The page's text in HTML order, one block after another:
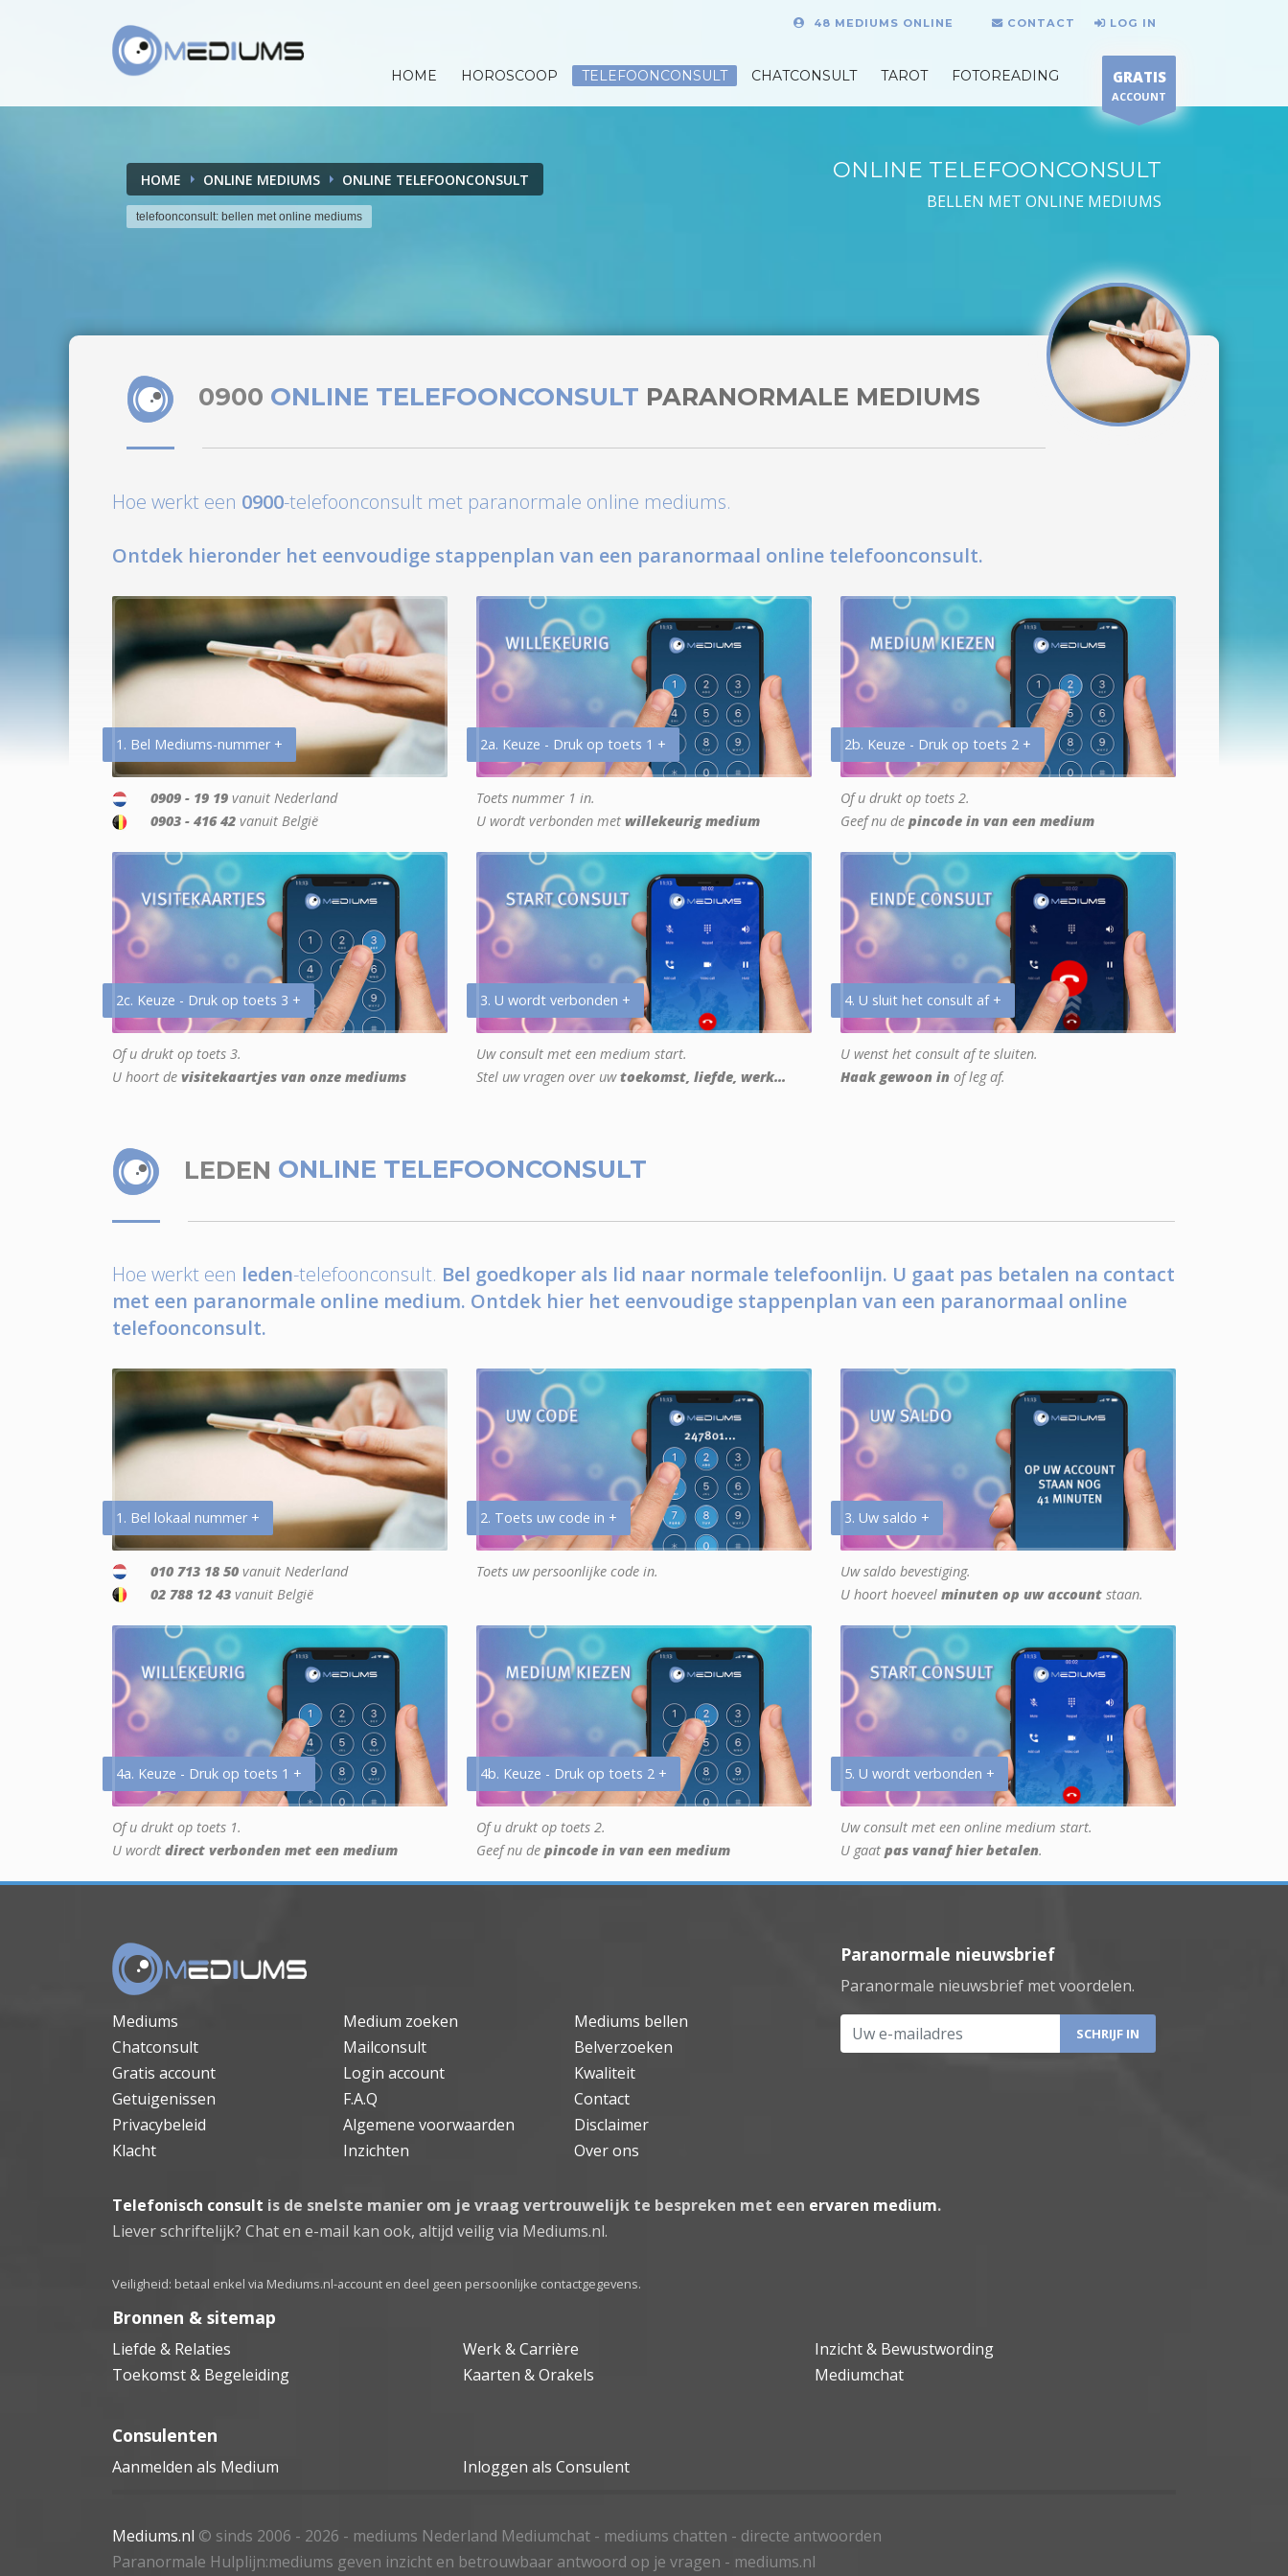
48 MEDIUMS ONLINE CONTACT LOG IN
HOME HOROSCOOP TELEFOONCONSULT CHATCONSULT TAROT FOTOREADING GRATIS
ACCOUNT
HOME ONLINE MEDIUMS ONLINE TELEFOONCONSULT
telefoonconsult: bellen met online mediums
ONLINE TELEFOONCONSULT
BELLEN MET ONLINE MEDIUMS
0900 ONLINE TELEFOONCONSULT PARANORMALE MEDIUMS
Hoe werkt een 0900-telefoonconsult met paranormale online mediums.
Ontdek hieronder het eenvoudige stappenplan van een paranormaal online telefoonconsult.
1. Bel Mediums-nummer +
0909 - 19 19 vanuit Nederland
0903 - 416 42 vanuit België
2a. Keuze - Druk op toets 1 +
Toets nummer 1 in.
U wordt verbonden met willekeurig medium
2b. Keuze - Druk op toets 2 +
Of u drukt op toets 2.
Geef nu de pincode in van een medium
2c. Keuze - Druk op toets 3 +
Of u drukt op toets 3.
U hoort de visitekaartjes van onze mediums
3. U wordt verbonden +
Uw consult met een medium start.
Stel uw vragen over uwtoekomst, liefde, werk...
4. U sluit het consult af +
U wenst het consult af te sluiten.
Haak gewoon in of leg af.
LEDEN ONLINE TELEFOONCONSULT
Hoe werkt een leden-telefoonconsult. Bel goedkoper als lid naar normale telefoonlijn. U gaat pas betalen na contact
met een paranormale online medium. Ontdek hier het eenvoudige stappenplan van een paranormaal online
telefoonconsult.
1. Bel lokaal nummer +
010 713 18 50 vanuit Nederland
02 788 12 43 vanuit België
2. Toets uw code in +
Toets uw persoonlijke code in.
3. Uw saldo +
Uw saldo bevestiging.
U hoort hoeveel minuten op uw account staan.
4a. Keuze - Druk op toets 1 +
Of u drukt op toets 1.
U wordt direct verbonden met een medium
4b. Keuze - Druk op toets 2 +
Of u drukt op toets 2.
Geef nu de pincode in van een medium
5. U wordt verbonden +
Uw consult met een online medium start.
U gaat pas vanaf hier betalen.
Mediums Medium zoeken
Mediums bellen
Chatconsult
Mailconsult
Belverzoeken
Gratis account
Login account
Kwaliteit
Getuigenissen
F.A.Q
Contact
Privacybeleid
Algemene voorwaarden
Disclaimer
Klacht
Inzichten Over ons
Paranormale nieuwsbrief
Paranormale nieuwsbrief met voordelen.
Uw e-mailadres
Telefonisch consult is de snelste manier om je vraag vertrouwelijk te bespreken met een ervaren medium.
Liever schriftelijk? Chat en e-mail kan ook, altijd veilig via Mediums.nl.
Veiligheid: betaal enkel via Mediums.nl-account en deel geen persoonlijke contactgegevens.
Bronnen & sitemap
Liefde & Relaties Werk & Carrière
Inzicht & Bewustwording
Toekomst & Begeleiding
Kaarten & Orakels Mediumchat
Consulenten
Aanmelden als Medium Inloggen als Consulent
Mediums.nl © sinds 2006 - 2026 - mediums Nederland Mediumchat - mediums chatten - directe antwoorden
Paranormale Hulplijn:mediums geven inzicht en betrouwbaar antwoord op je vragen - mediums.nl